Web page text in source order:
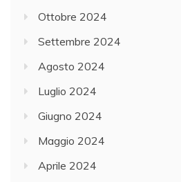
Ottobre 2024
Settembre 2024
Agosto 2024
Luglio 2024
Giugno 2024
Maggio 2024
Aprile 2024